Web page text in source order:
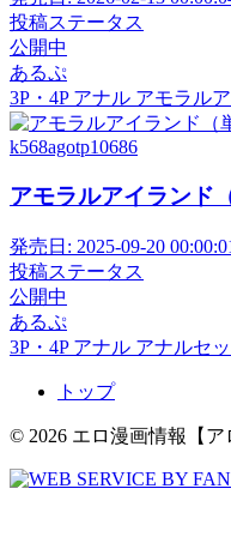
投稿ステータス
公開中
あるぷ
3P・4P アナル アモラル
k568agotp10686
アモラルアイランド
発売日: 2025-09-20
投稿ステータス
公開中
あるぷ
3P・4P アナル アナルセ
トップ
© 2026 エロ漫画情報【ア